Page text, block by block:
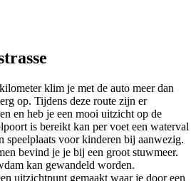
klim je met de auto meer dan
op. Tijdens deze route zijn er
en heb je een mooi uitzicht op de
is bereikt kan per voet een waterval
speelplaats voor kinderen bij aanwezig.
bevind je je bij een groot stuwmeer.
kan gewandeld worden.
uitzichtpunt gemaakt waar je door een